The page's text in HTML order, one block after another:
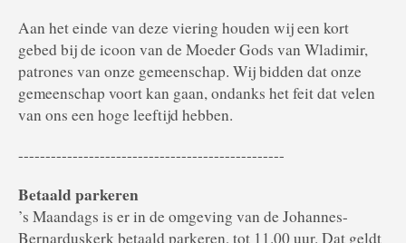
Aan het einde van deze viering houden wij een kort
gebed bij de icoon van de Moeder Gods van Wladimir,
patrones van onze gemeenschap. Wij bidden dat onze
gemeenschap voort kan gaan, ondanks het feit dat velen
van ons een hoge leeftijd hebben.
-------------------------------------------------
Betaald parkeren
’s Maandags is er in de omgeving van de Johannes-
Bernarduskerk betaald parkeren, tot 11.00 uur. Dat geldt